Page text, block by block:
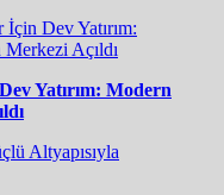
Yatırım: Modern